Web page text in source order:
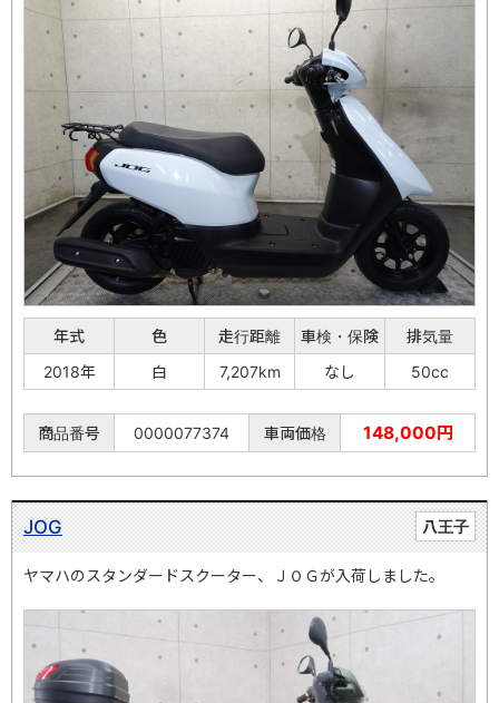
年式 色 走行距離 車検・保険
排気量
2018年
白 7,207km なし 50cc
商品番号 0000077374 車両価格 148,000円
八王子
JOG
ヤマハのスタンダードスクーター、ＪＯＧが入荷しました。